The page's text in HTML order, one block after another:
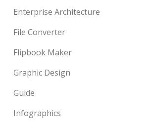
Enterprise Architecture
File Converter
Flipbook Maker
Graphic Design
Guide
Infographics